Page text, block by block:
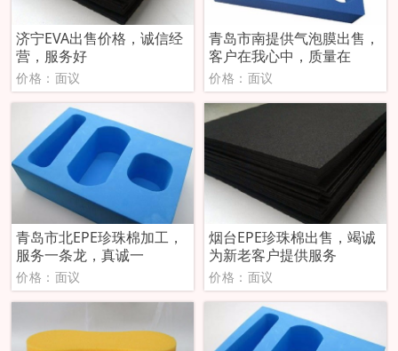
济宁EVA出售价格，诚信经
营，服务好
价格：面议
青岛市南提供气泡膜出售，
客户在我心中，质量在
价格：面议
青岛市北EPE珍珠棉加工，
服务一条龙，真诚一
价格：面议
烟台EPE珍珠棉出售，竭诚
为新老客户提供服务
价格：面议